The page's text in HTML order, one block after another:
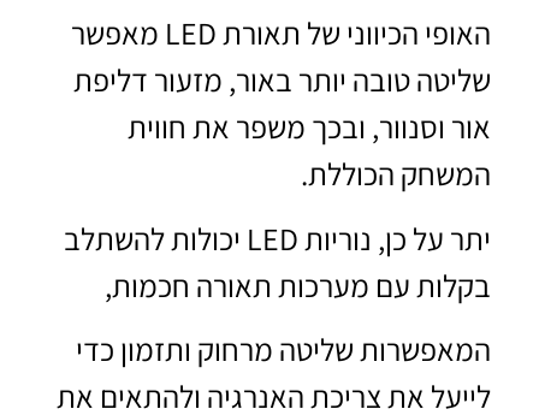
האופי הכיווני של תאורת LED מאפשר
שליטה טובה יותר באור, מזעור דליפת
אור וסנוור, ובכך משפר את חווית
המשחק הכוללת.
יתר על כן, נוריות LED יכולות להשתלב
בקלות עם מערכות תאורה חכמות,
המאפשרות שליטה מרחוק ותזמון כדי
לייעל את צריכת האנרגיה ולהתאים את